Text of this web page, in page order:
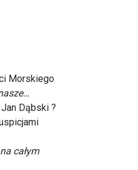
Morskiego
Dąbski ?
całym